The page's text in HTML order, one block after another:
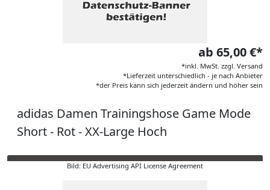
ab 65,00 €*
*inkl. MwSt. zzgl. Versand
*Lieferzeit unterschiedlich - je nach Anbieter
*der Preis kann sich jederzeit ändern und höher sein
adidas Damen Trainingshose Game Mode
Short - Rot - XX-Large Hoch
Bild: EU Advertising API License Agreement